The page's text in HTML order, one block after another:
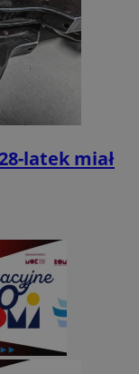
latek miał